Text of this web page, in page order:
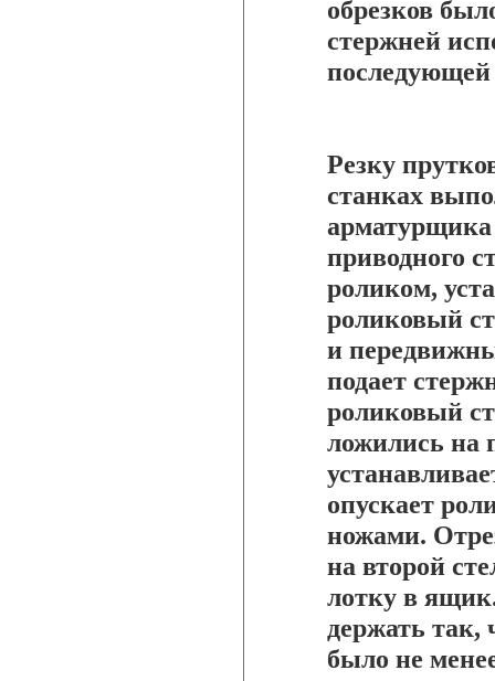
обрезков
стержней
последующей
Резку
станках
арматурщика
приводного
роликом,
роликовый
и
подает
роликовый
ложились на
опускает
ножами.
на второй
лотку в
держать так,
было не